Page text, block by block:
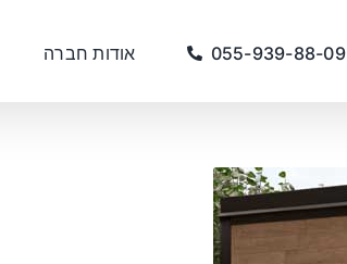
055-939-88-09 אודות חברה